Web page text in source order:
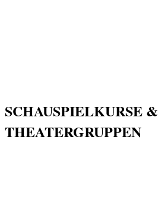
SCHAUSPIELKURSE &
THEATERGRUPPEN